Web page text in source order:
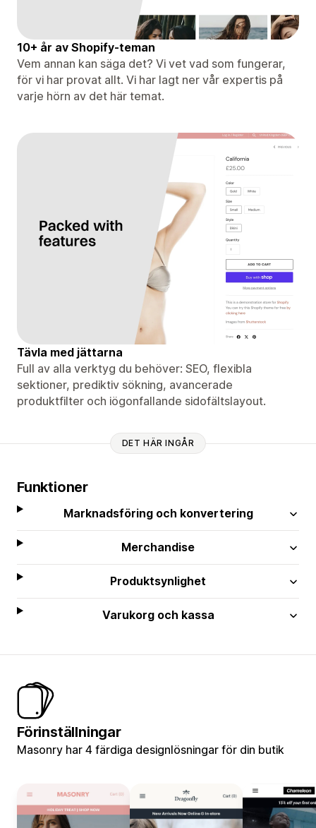
10+ år av Shopify-teman
Vem annan kan säga det? Vi vet vad som fungerar,
för vi har provat allt. Vi har lagt ner vår expertis på
varje hörn av det här temat.
Tävla med jättarna
Full av alla verktyg du behöver: SEO, flexibla
sektioner, prediktiv sökning, avancerade
produktfilter och iögonfallande sidofältslayout.
DET HÄR INGÅR
Funktioner
Marknadsföring och konvertering
Merchandise
Produktsynlighet
Varukorg och kassa
Förinställningar
Masonry har 4 färdiga designlösningar för din butik